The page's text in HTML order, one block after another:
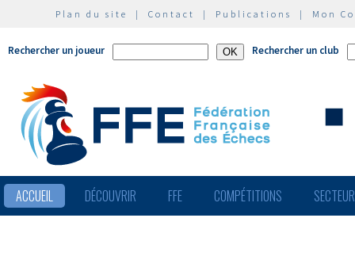
Plan du site | Contact | Publications | Mon
Rechercher un joueur Rechercher un club
ACCUEIL DÉCOUVRIR FFE COMPÉTITIONS